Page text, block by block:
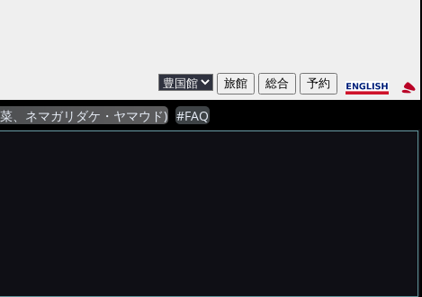
、ネマガリダケ・ヤマウド) #FAQ